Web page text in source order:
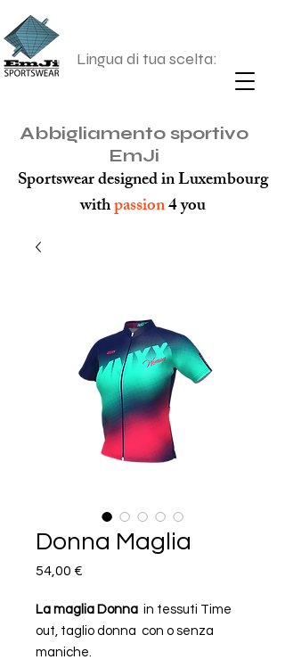
Lingua di tua scelta:
Abbigliamento sportivo
EmJi
Sportswear designed in Luxembourg
withpassion4 you
Donna Maglia
54,00 €
La maglia Donna in tessuti Time
out, taglio donna con o senza
maniche.